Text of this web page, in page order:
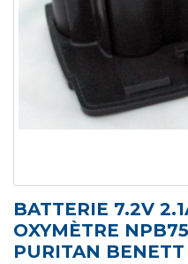
BATTERIE 7.2V
OXYMÈTRE
PURITAN